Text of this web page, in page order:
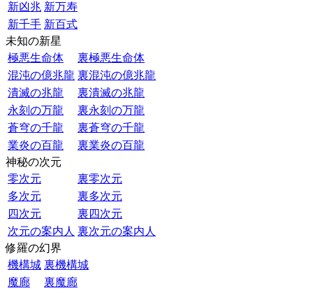
新凶兆 新万寿
新千手 新百式
未知の新星
極悪生命体
裏極悪生命体
混沌の億兆龍 裏混沌の億兆龍
潰滅の兆龍
裏潰滅の兆龍
永刻の万龍
裏永刻の万龍
蒼穹の千龍
裏蒼穹の千龍
業炎の百龍
裏業炎の百龍
神秘の次元
零次元
裏零次元
多次元
裏多次元
四次元
裏四次元
次元の案内人 裏次元の案内人
修羅の幻界
機構城 裏機構城
魔廊
裏魔廊